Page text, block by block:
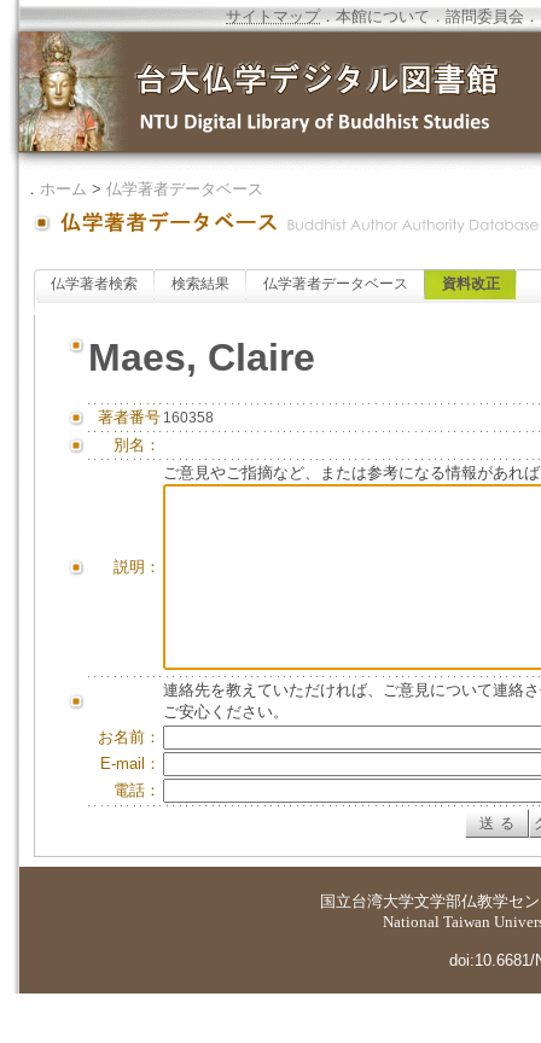
サイトマップ．本館について ．諮問委員会 ．
． ホーム > 仏学著者データベース
仏学著者検索 検索結果 仏学著者データベース 資料改正
Maes, Claire
著者番号 160358
別名：
説明：
ご意見やご指摘など、または参考になる情報があれ
連絡先を教えていただければ、ご意見について連絡
ご安心ください。
お名前：
E-mail：
電話：
国立台湾大学文学部仏教学セ
National Taiwan
doi:10.6681/